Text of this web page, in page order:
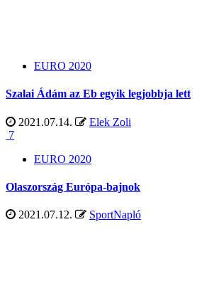
EURO 2020
Szalai Ádám az Eb egyik legjobbja lett
2021.07.14.
Elek Zoli
7
EURO 2020
Olaszország Európa-bajnok
2021.07.12. SportNapló